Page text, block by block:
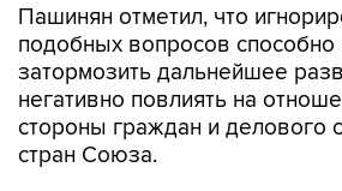
Пашинян отметил, что
подобных вопросов способно
затормозить дальнейшее
негативно повлиять на
стороны граждан и делового
стран Союза.